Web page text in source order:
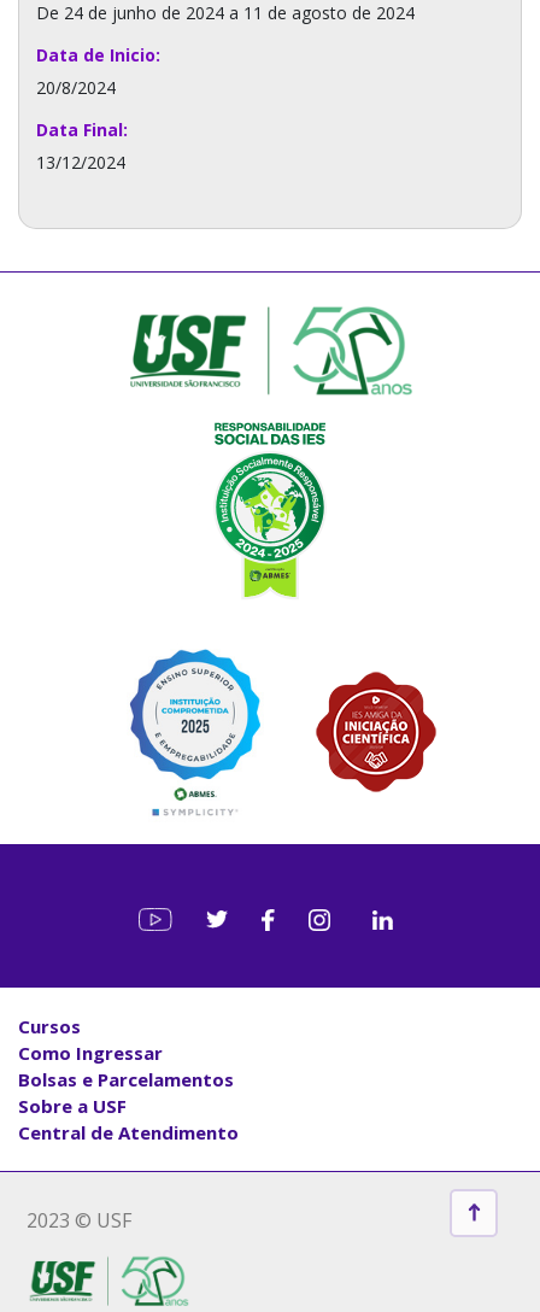
De 24 de junho de 2024 a 11 de agosto de 2024
Data de Inicio:
20/8/2024
Data Final:
13/12/2024
Cursos
Como Ingressar
Bolsas e Parcelamentos
Sobre a USF
Central de Atendimento
2023 © USF